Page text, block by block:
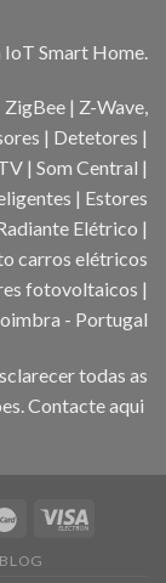
IoT Smart Home.
| Z-Wave,
| Detetores |
| Som Central |
| Estores
Elétrico |
carros elétricos
fotovoltaicos |
- Portugal
todas as
Contacte aqui
BLOG